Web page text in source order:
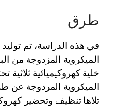
طرق
الميكروية المزدوجة عن
تلاها تنظيف وتحضير